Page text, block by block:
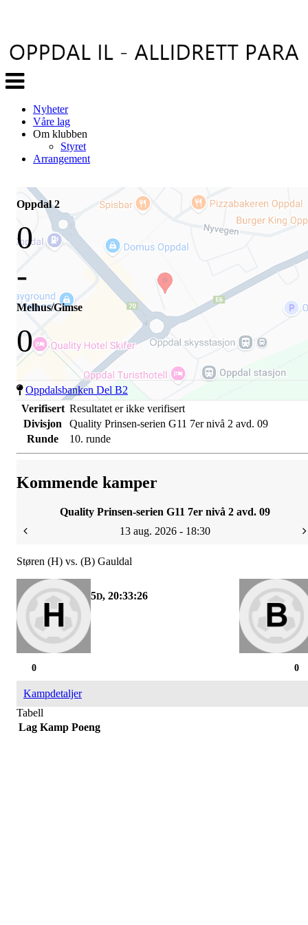
Veksle
navigasjon
Nyheter
Våre lag
Om klubben
Styret
Arrangement
Oppdal 2
0
-
Melhus/Gimse
0
Oppdalsbanken Del B2
Verifisert Resultatet er ikke verifisert
Divisjon
Quality Prinsen-serien G11 7er nivå 2 avd. 09
Runde
10. runde
Kommende kamper
Quality Prinsen-serien G11 7er nivå 2 avd. 09
13 aug. 2026 - 18:30
Støren (H) vs. (B) Gauldal
5D, 20:33:26
0
0
Kampdetaljer
Tabell
Lag Kamp Poeng